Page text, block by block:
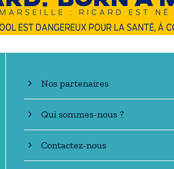
En savoir +
Nos partenaires
Qui sommes-nous ?
Contactez-nous